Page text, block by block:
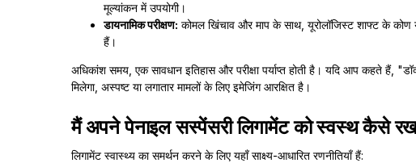
मूल्यांकन में उपयोगी।
डायनामिक परीक्षण: कोमल खिंचाव और माप के साथ, यूरोलॉजिस्ट शाफ्ट के कोण
हैं।
अधिकांश समय, एक सावधान इतिहास और परीक्षा पर्याप्त होती है। यदि आप कहते
मिलेगा, अस्पष्ट या लगातार मामलों के लिए इमेजिंग आरक्षित है।
मैं अपने पेनाइल सस्पेंसरी लिगामेंट को स्वस्थ कैसे
लिगामेंट स्वास्थ्य का समर्थन करने के लिए यहाँ साक्ष्य-आधारित रणनीतियाँ हैं: